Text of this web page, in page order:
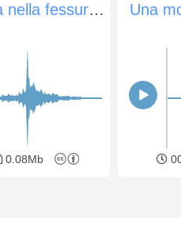
Moneta che viene inserita nella fessura di un cambiavalute
0.08Mb
Una